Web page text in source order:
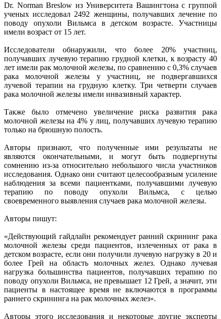
Dr. Norman Breslow из Университета Вашингтона с группой
ученых исследовал 2492 женщины, получавших лечение по
поводу опухоли Вильмса в детском возрасте. Участницы
имели возраст от 15 лет.
Исследователи обнаружили, что более 20% участниц,
получавших лучевую терапию грудной клетки, к возрасту 40
лет имели рак молочной железы, по сравнению с 0,3% случаев
рака молочной железы у участниц, не подвергавшихся
лучевой терапии на грудную клетку. Три четверти случаев
рака молочной железы имели инвазивный характер.
Также было отмечено увеличение риска развития рака
молочной железы на 4% у лиц, получавших лучевую терапию
только на брюшную полость.
Авторы признают, что полученные ими результаты не
являются окончательными, и могут быть подвергнуты
сомнению из-за относительно небольшого числа участников
исследования. Однако они считают целесообразным усиление
наблюдения за всеми пациентками, получавшими лучевую
терапию по поводу опухоли Вильмса, с целью
своевременного выявления случаев рака молочной железы.
Авторы пишут:
«Действующий гайдлайн рекомендует ранний скрининг рака
молочной железы среди пациентов, излеченных от рака в
детском возрасте, если они получили лучевую нагрузку в 20 и
более Грей на область молочных желез. Однако лучевая
нагрузка большинства пациентов, получавших терапию по
поводу опухоли Вильмса, не превышает 12 Грей, а значит, эти
пациенты в настоящее время не включаются в программы
раннего скрининга на рак молочных желез».
Авторы этого исследования и некоторые другие эксперты